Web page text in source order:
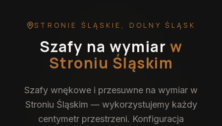
STRONIE ŚLĄSKIE , DOLNY ŚLĄSK
Szafy na wymiar w
Stroniu Śląskim
Szafy wnękowe i przesuwne na wymiar w
Stroniu Śląskim — wykorzystujemy każdy
centymetr przestrzeni. Konfiguracja